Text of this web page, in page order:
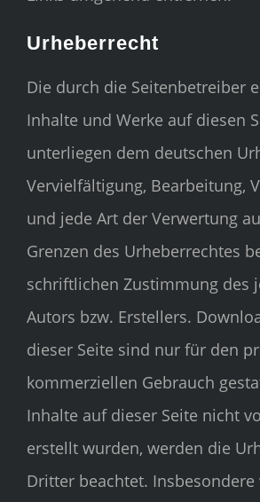
Urheberrecht
Die durch die Seitenbetreiber
Inhalte und Werke auf diesen
unterliegen dem deutschen
Vervielfältigung, Bearbeitung,
und jede Art der Verwertung
Grenzen des Urheberrechtes
schriftlichen Zustimmung des
Autors bzw. Erstellers.
dieser Seite sind nur für den
kommerziellen Gebrauch
Inhalte auf dieser Seite nicht
erstellt wurden, werden die
Dritter beachtet.